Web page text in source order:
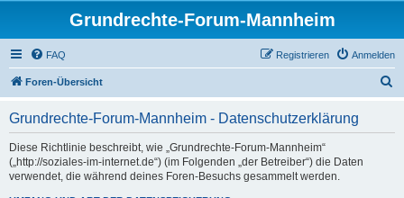
Grundrechte-Forum-Mannheim
FAQ Anmelden
Registrieren
Foren-Übersicht
Grundrechte-Forum-Mannheim - Datenschutzerklärung
Diese Richtlinie beschreibt, wie „Grundrechte-Forum-Mannheim“
(„http://soziales-im-internet.de“) (im Folgenden „der Betreiber“) die Daten
verwendet, die während deines Foren-Besuchs gesammelt werden.